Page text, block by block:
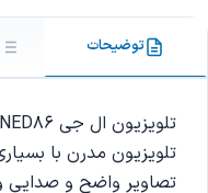
توضیحات
تلویزیون مدرن با
تصاویر واضح و صدایی